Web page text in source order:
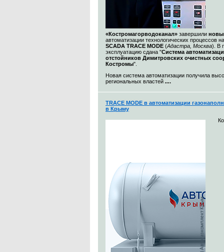
«Костромагорводоканал» завершили
автоматизации технологических процессов
SCADA TRACE MODE (Адастра, Москва). В
эксплуатацию сдана "Система
отстойников Димитровских очистных
Костромы".
Новая система автоматизации получила
региональных властей ....
TRACE MODE в автоматизации
в Крыму